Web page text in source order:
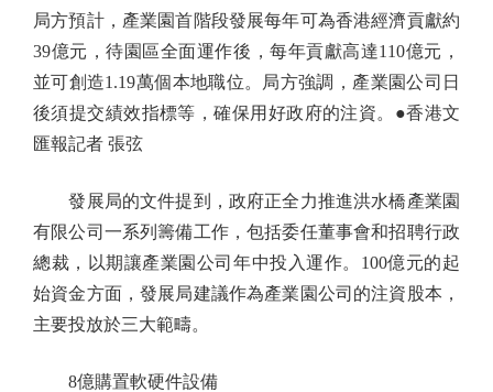
局方預計，產業園首階段發展每年可為香港經濟貢獻約
39億元，待園區全面運作後，每年貢獻高達110億元，
並可創造1.19萬個本地職位。局方強調，產業園公司日
後須提交績效指標等，確保用好政府的注資。●香港文
匯報記者 張弦
發展局的文件提到，政府正全力推進洪水橋產業園
有限公司一系列籌備工作，包括委任董事會和招聘行政
總裁，以期讓產業園公司年中投入運作。100億元的起
始資金方面，發展局建議作為產業園公司的注資股本，
主要投放於三大範疇。
8億購置軟硬件設備